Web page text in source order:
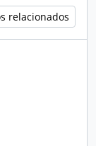
relacionados